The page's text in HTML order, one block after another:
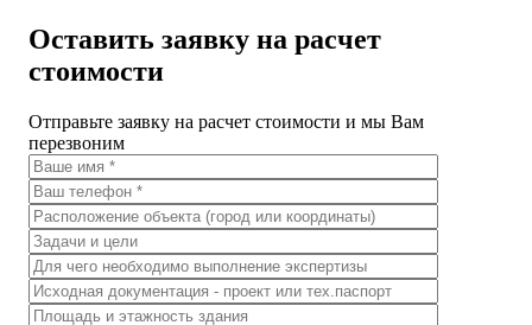
Оставить заявку на расчет
стоимости
Отправьте заявку на расчет стоимости и мы Вам
перезвоним